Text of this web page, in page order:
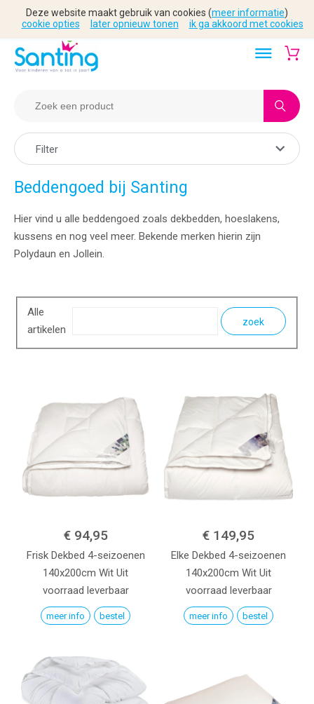
Filter
Beddengoed bij Santing
Hier vind u alle beddengoed zoals dekbedden, hoeslakens,
kussens en nog veel meer. Bekende merken hierin zijn
Polydaun en Jollein.
Alle
artikelen
zoek
€ 94,95
Frisk Dekbed 4-seizoenen
140x200cm Wit Uit
voorraad leverbaar
meer info bestel
€ 149,95
Elke Dekbed 4-seizoenen
140x200cm Wit Uit
voorraad leverbaar
meer info bestel
Deze website maakt gebruik van cookies (meer informatie)
cookie opties
later opnieuw tonen ik ga akkoord met cookies